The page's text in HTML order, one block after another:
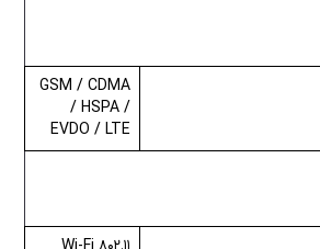
GSM / CDMA
/ HSPA /
EVDO / LTE